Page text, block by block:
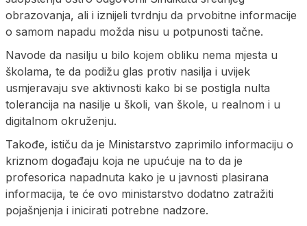
obrazovanja, ali i iznijeli tvrdnju da prvobitne informacije
o samom napadu možda nisu u potpunosti tačne.
Navode da nasilju u bilo kojem obliku nema mjesta u
školama, te da podižu glas protiv nasilja i uvijek
usmjeravaju sve aktivnosti kako bi se postigla nulta
tolerancija na nasilje u školi, van škole, u realnom i u
digitalnom okruženju.
Takođe, ističu da je Ministarstvo zaprimilo informaciju o
kriznom događaju koja ne upućuje na to da je
profesorica napadnuta kako je u javnosti plasirana
informacija, te će ovo ministarstvo dodatno zatražiti
pojašnjenja i inicirati potrebne nadzore.